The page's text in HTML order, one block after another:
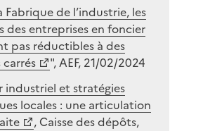
Fabrique de l’industrie, les
des entreprises en foncier
pas réductibles à des
", AEF, 21/02/2024
industriel et stratégies
locales : une articulation
, Caisse des dépôts,